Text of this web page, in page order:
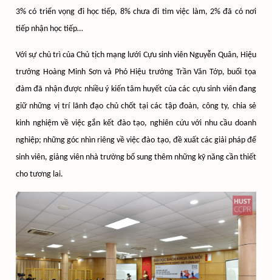
3% có triển vọng đi học tiếp, 8% chưa đi tìm việc làm, 2% đã có nơi
tiếp nhận học tiếp…
Với sự chủ trì của Chủ tịch mạng lưới Cựu sinh viên Nguyễn Quân, Hiệu
trưởng Hoàng Minh Sơn và Phó Hiệu trưởng Trần Văn Tớp, buổi tọa
đàm đã nhận được nhiều ý kiến tâm huyết của các cựu sinh viên đang
giữ những vị trí lãnh đạo chủ chốt tại các tập đoàn, công ty, chia sẻ
kinh nghiệm về việc gắn kết đào tạo, nghiên cứu với nhu cầu doanh
nghiệp; những góc nhìn riêng về việc đào tạo, đề xuất các giải pháp để
sinh viên, giảng viên nhà trường bổ sung thêm những kỹ năng cần thiết
cho tương lai.